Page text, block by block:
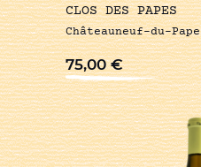
CLOS DES PAPES
Châteauneuf-du-Pape
75,00€